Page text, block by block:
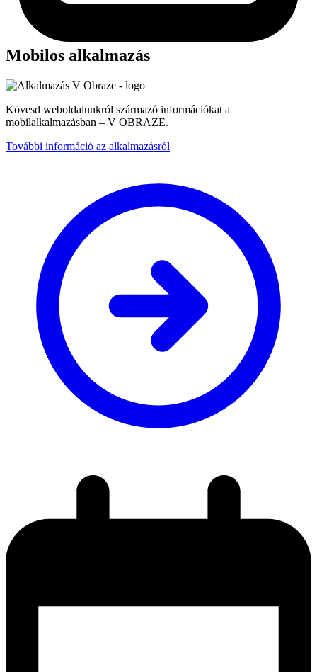
Mobilos alkalmazás
Kövesd weboldalunkról származó információkat a
mobilalkalmazásban – V OBRAZE.
További információ az alkalmazásról